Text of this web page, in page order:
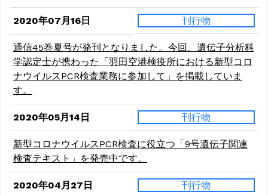
2020年07月16日 刊行物
通信45巻夏号が発刊となりました。今回、遺伝子分析科
学認定士が携わった「羽田空港検疫所における新型コロ
ナウイルスPCR検査業務に参加して」を掲載していま
す。
2020年05月14日 刊行物
新型コロナウイルスPCR検査に役立つ「9号遺伝子関連
検査テキスト」を発売中です。
2020年04月27日 刊行物